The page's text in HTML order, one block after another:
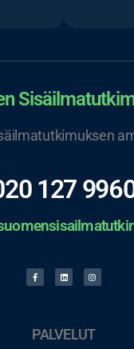
127
PALVELUT